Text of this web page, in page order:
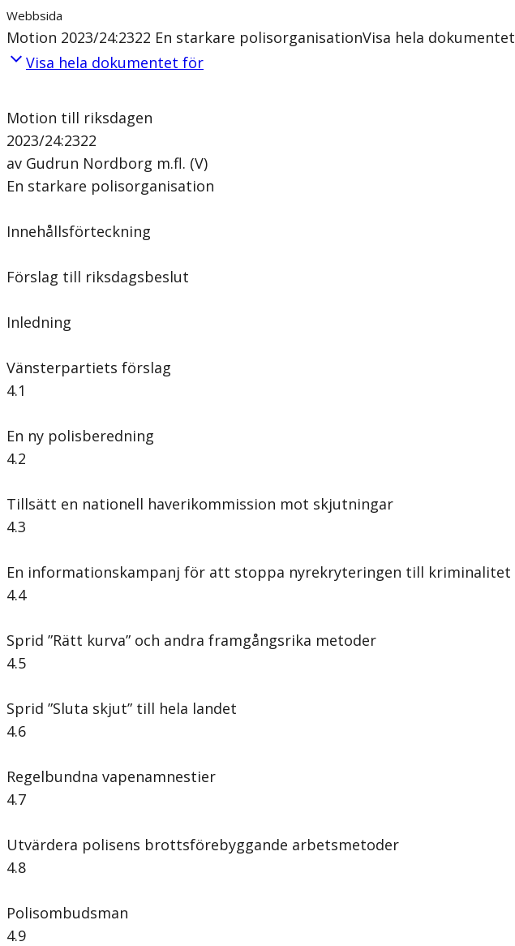
Webbsida
Motion 2023/24:2322 En starkare polisorganisationVisa hela dokumentet
Visa hela dokumentet för
Motion till riksdagen
2023/24:2322
av Gudrun Nordborg m.fl. (V)
En starkare polisorganisation
Innehållsförteckning
Förslag till riksdagsbeslut
Inledning
Vänsterpartiets förslag
4.1
En ny polisberedning
4.2
Tillsätt en nationell haverikommission mot skjutningar
4.3
En informationskampanj för att stoppa nyrekryteringen till kriminalitet
4.4
Sprid ”Rätt kurva” och andra framgångsrika metoder
4.5
Sprid ”Sluta skjut” till hela landet
4.6
Regelbundna vapenamnestier
4.7
Utvärdera polisens brottsförebyggande arbetsmetoder
4.8
Polisombudsman
4.9